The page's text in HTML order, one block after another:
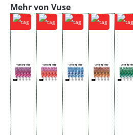
Produktgalerie überspringen
Mehr von Vuse